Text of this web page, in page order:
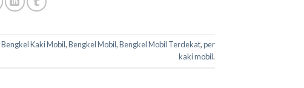
Bengkel Kaki Mobil,Bengkel Mobil,Bengkel Mobil Terdekat,per
kaki mobil.